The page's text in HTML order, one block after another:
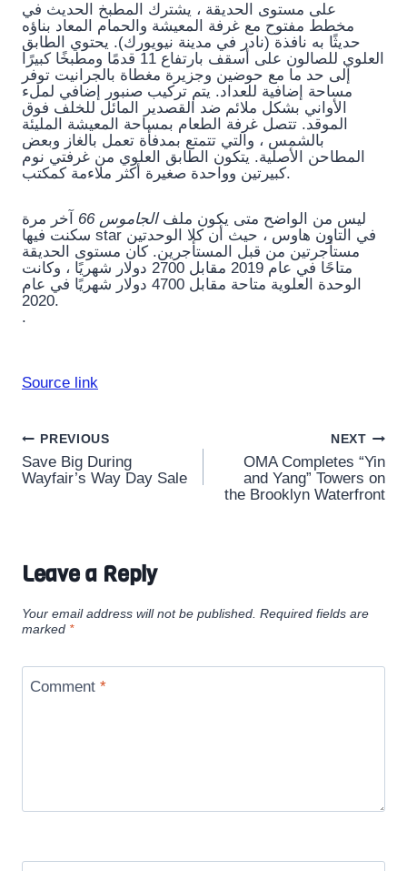
على مستوى الحديقة ، يشترك المطبخ الحديث في
مخطط مفتوح مع غرفة المعيشة والحمام المعاد بناؤه
حديثًا به نافذة (نادر في مدينة نيويورك). يحتوي الطابق
العلوي للصالون على أسقف بارتفاع 11 قدمًا ومطبخًا كبيرًا
إلى حد ما مع حوضين وجزيرة مغطاة بالجرانيت توفر
مساحة إضافية للعداد. يتم تركيب صنبور إضافي لملء
الأواني بشكل ملائم ضد القصدير المائل للخلف فوق
الموقد. تتصل غرفة الطعام بمساحة المعيشة المليئة
بالشمس ، والتي تتمتع بمدفأة تعمل بالغاز وبعض
المطاحن الأصلية. يتكون الطابق العلوي من غرفتي نوم
كبيرتين وواحدة صغيرة أكثر ملاءمة كمكتب.
ليس من الواضح متى يكون ملفالجاموس 66
آخر مرة
سكنت فيها star في التاون هاوس ، حيث أن كلا الوحدتين
مستأجرتين من قبل المستأجرين. كان مستوى الحديقة
متاحًا في عام 2019 مقابل 2700 دولار شهريًا ، وكانت
الوحدة العلوية متاحة مقابل 4700 دولار شهريًا في عام
2020.
.
Source link
Post
navigation
PREVIOUS
Save Big During
Wayfair’s Way Day Sale
NEXT
OMA Completes “Yin
and Yang” Towers on
the Brooklyn Waterfront
Leave a Reply
Your email address will not be published. Required fields are
marked *
Comment *